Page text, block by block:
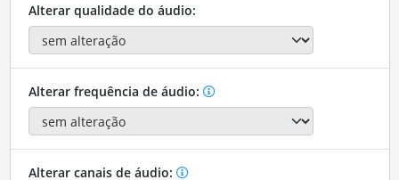
Alterar qualidade do áudio:
Alterar frequência de áudio:
Alterar canais de áudio: